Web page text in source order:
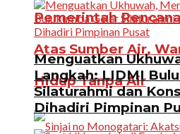
Pemerintah
Atas Sumber Air,
Hidup Tanpa Air
Menguatkan
Langkah: LIDMI
Silaturahmi dan
Dihadiri Pimpinan